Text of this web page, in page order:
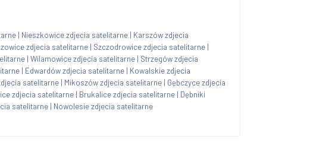
| Nieszkowice zdjecia satelitarne | Karszów zdjecia
zdjecia satelitarne | Szczodrowice zdjecia satelitarne |
| Wilamowice zdjecia satelitarne | Strzegów zdjecia
| Edwardów zdjecia satelitarne | Kowalskie zdjecia
satelitarne | Mikoszów zdjecia satelitarne | Gębczyce zdjecia
zdjecia satelitarne | Brukalice zdjecia satelitarne | Dębniki
satelitarne | Nowolesie zdjecia satelitarne